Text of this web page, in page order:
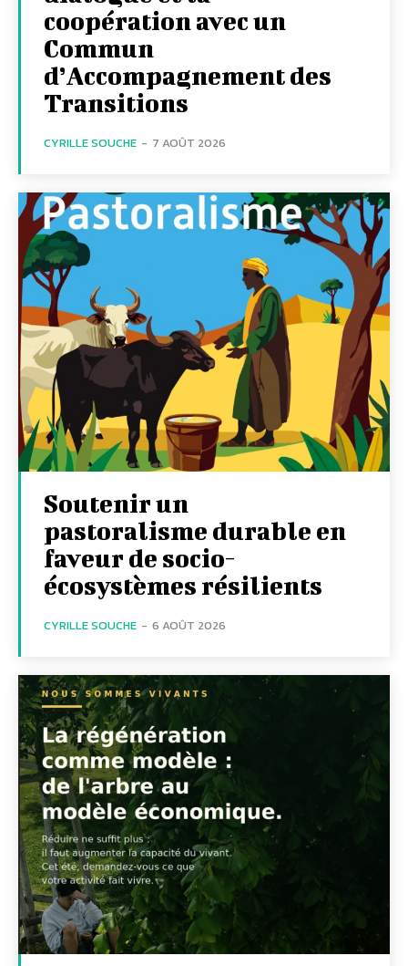
coopération avec un
Commun
d’Accompagnement des
Transitions
CYRILLE SOUCHE - 7 AOÛT 2026
Soutenir un
pastoralisme durable en
faveur de socio-
écosystèmes résilients
CYRILLE SOUCHE - 6 AOÛT 2026